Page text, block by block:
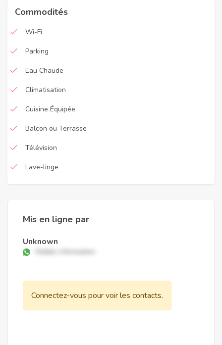
Commodités
Wi-Fi
Parking
Eau Chaude
Climatisation
Cuisine Équipée
Balcon ou Terrasse
Télévision
Lave-linge
Mis en ligne par
Unknown
Connectez-vous pour voir les contacts.